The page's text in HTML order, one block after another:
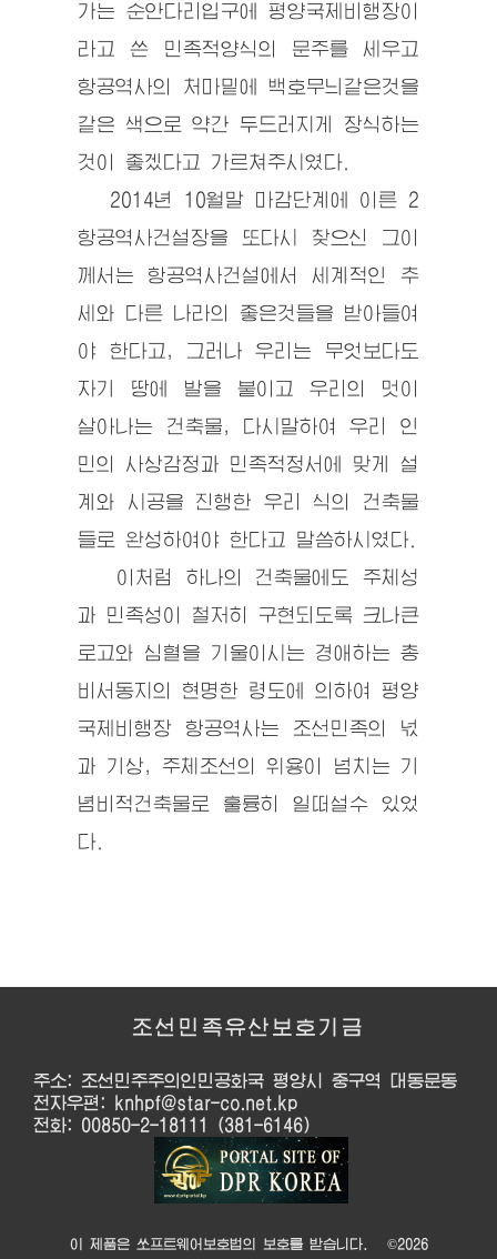
가는 순안다리입구에 평양국제비행장이
라고 쓴 민족적양식의 문주를 세우고
항공역사의 처마밑에 백호무늬같은것을
같은 색으로 약간 두드러지게 장식하는
것이 좋겠다고 가르쳐주시였다.
2014년 10월말 마감단계에 이른 2
항공역사건설장을 또다시 찾으신 그이
께서는 항공역사건설에서 세계적인 추
세와 다른 나라의 좋은것들을 받아들여
야 한다고, 그러나 우리는 무엇보다도
자기 땅에 발을 붙이고 우리의 멋이
살아나는 건축물, 다시말하여 우리 인
민의 사상감정과 민족적정서에 맞게 설
계와 시공을 진행한 우리 식의 건축물
들로 완성하여야 한다고 말씀하시였다.
이처럼 하나의 건축물에도 주체성
과 민족성이 철저히 구현되도록 크나큰
로고와 심혈을 기울이시는 경애하는 총
비서 동지 의 현명한 령도에 의하여 평양
국제비행장 항공역사는 조선민족의 넋
과 기상, 주체조선의 위용이 넘치는 기
념비적건축물로 훌륭히 일떠설수 있었
다.
조선민족유산보호기금
주소: 조선민주주의인민공화국 평양시 중구역 대동문동
전자우편: knhpf@star-co.net.kp
전화: 00850-2-18111 (381-6146)
이 제품은 쏘프트웨어보호법의 보호를 받습니다. ©2026